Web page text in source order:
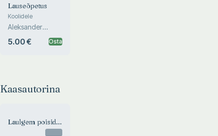
Lauseõpetus
Koolidele
Aleksander
5.00 € Osta
Kaasautorina
Laulgem poisid...